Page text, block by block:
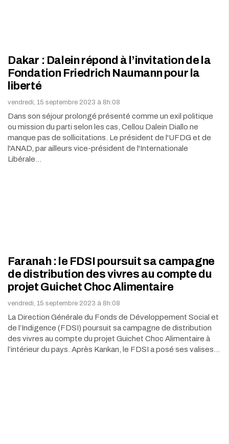
Dakar : Dalein répond à l’invitation de la
Fondation Friedrich Naumann pour la
liberté
vendredi, 15 septembre 2023 à 8h:08
Dans son séjour prolongé présenté comme un exil politique
ou mission du parti selon les cas, Cellou Dalein Diallo ne
manque pas de sollicitations. Le président de l'UFDG et de
l'ANAD, par ailleurs vice-président de l'Internationale
Libérale…
Faranah : le FDSI poursuit sa campagne
de distribution des vivres au compte du
projet Guichet Choc Alimentaire
vendredi, 15 septembre 2023 à 8h:08
La Direction Générale du Fonds de Développement Social et
de l’Indigence (FDSI) poursuit sa campagne de distribution
des vivres au compte du projet Guichet Choc Alimentaire à
l’intérieur du pays. Après Kankan, le FDSI a posé ses valises…